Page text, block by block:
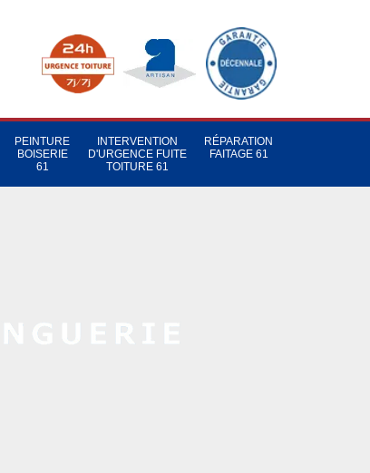
PEINTURE
BOISERIE
61
INTERVENTION
D'URGENCE FUITE
TOITURE 61
RÉPARATION
FAITAGE 61